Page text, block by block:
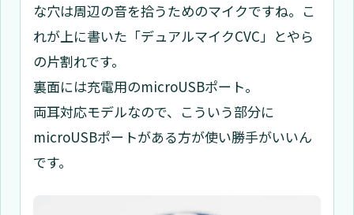
な穴は周辺の音を拾うためのマイクですね。こ
れが上に書いた「デュアルマイクCVC」とやら
の片割れです。
裏面には充電用のmicroUSBポート。
両耳対応モデルなので、こういう部分に
microUSBポートがある方が使い勝手がいいん
です。